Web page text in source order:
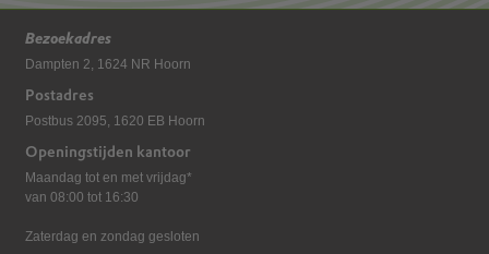
Bezoekadres
Dampten 2, 1624 NR Hoorn
Postadres
Postbus 2095, 1620 EB Hoorn
Openingstijden kantoor
Maandag tot en met vrijdag*
van 08:00 tot 16:30
Zaterdag en zondag gesloten